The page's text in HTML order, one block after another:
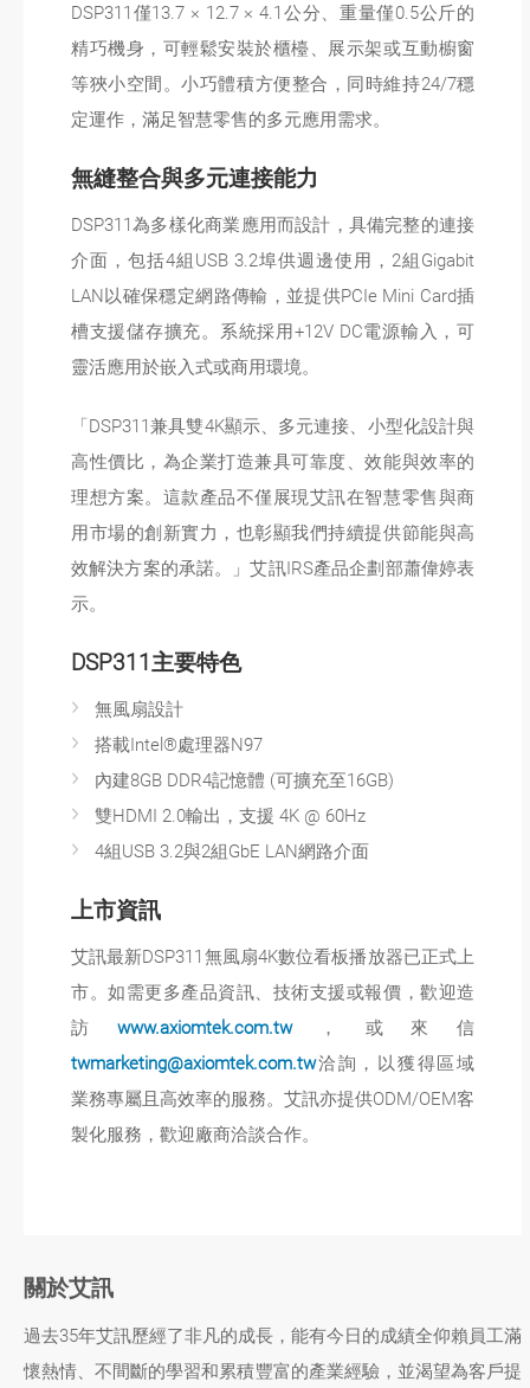
DSP311僅13.7 × 12.7 × 4.1公分、重量僅0.5公斤的
精巧機身，可輕鬆安裝於櫃檯、展示架或互動櫥窗
等狹小空間。小巧體積方便整合，同時維持24/7穩
定運作，滿足智慧零售的多元應用需求。
無縫整合與多元連接能力
DSP311為多樣化商業應用而設計，具備完整的連接
介面，包括4組USB 3.2埠供週邊使用，2組Gigabit
LAN以確保穩定網路傳輸，並提供PCIe Mini Card插
槽支援儲存擴充。系統採用+12V DC電源輸入，可
靈活應用於嵌入式或商用環境。
「DSP311兼具雙4K顯示、多元連接、小型化設計與
高性價比，為企業打造兼具可靠度、效能與效率的
理想方案。這款產品不僅展現艾訊在智慧零售與商
用市場的創新實力，也彰顯我們持續提供節能與高
效解決方案的承諾。」艾訊IRS產品企劃部蕭偉婷表
示。
DSP311主要特色
無風扇設計
搭載Intel®處理器N97
內建8GB DDR4記憶體 (可擴充至16GB)
雙HDMI 2.0輸出，支援 4K @ 60Hz
4組USB 3.2與2組GbE LAN網路介面
上市資訊
艾訊最新DSP311無風扇4K數位看板播放器已正式上
市。如需更多產品資訊、技術支援或報價，歡迎造
訪 www.axiomtek.com.tw，或來信
twmarketing@axiomtek.com.tw洽詢，以獲得區域
業務專屬且高效率的服務。艾訊亦提供ODM/OEM客
製化服務，歡迎廠商洽談合作。
關於艾訊
過去35年艾訊歷經了非凡的成長，能有今日的成績全仰賴員工滿
懷熱情、不間斷的學習和累積豐富的產業經驗，並渴望為客戶提